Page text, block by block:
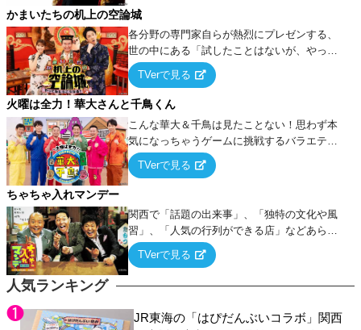
人気ランキング
JR東海の「はぴだんぶいコラボ」関西
タを競い合う！
かまいたちの机上の空論城
各分野の専門家自らが熱烈にプレゼンする、
世の中にある「試したことはないが、やって
みたらこうなる！…ハズ」という“机上の空
論”に若手芸人らがカラダを張って挑む！
TVerで見る
火曜は全力！華大さんと千鳥くん
こんな華大＆千鳥は見たことない！思わず本
気になっちゃうゲームに挑戦するバラエティ
ー！
TVerで見る
ちゃちゃ入れマンデー
関西で「話題の出来事」、「独特の文化や風
習」、「人気の行列ができる店」などあらゆ
るテーマについて好き放題にちゃちゃを入れ
ていく関西色を前面に押し出したトークバラ
TVerで見る